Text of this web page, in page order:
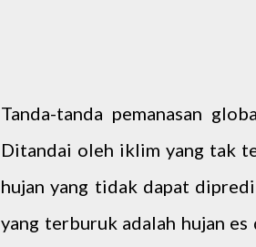
Tanda-tanda pemanasan
Ditandai oleh iklim yang tak
hujan yang tidak dapat
yang terburuk adalah hujan